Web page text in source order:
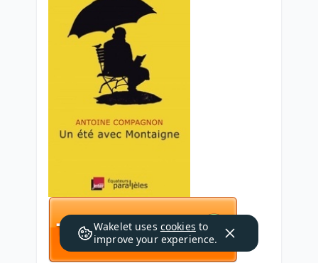
Wakelet uses cookies to
improve your experience.